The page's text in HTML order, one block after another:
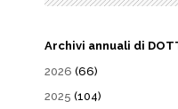
Archivi annuali di
2026 (66)
2025 (104)